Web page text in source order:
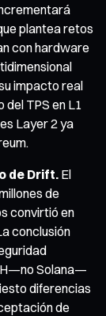
plantea retos
con hardware
impacto real
TPS en L1
Layer 2 ya
de Drift. El
de
convirtió en
conclusión
Solana—
diferencias
de